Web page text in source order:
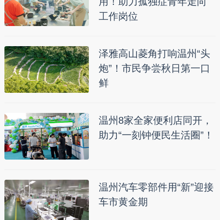
工作岗位
泽雅高山菱角打响温州“头
炮”！市民争尝秋日第一口
鲜
温州8家全家便利店同开，
助力“一刻钟便民生活圈”！
温州汽车零部件用“新”迎接
车市黄金期